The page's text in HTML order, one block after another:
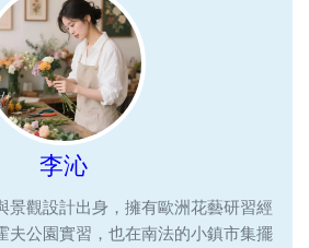
李沁
景觀設計出身，擁有歐洲花藝研習經
夫公園實習，也在南法的小鎮市集擺